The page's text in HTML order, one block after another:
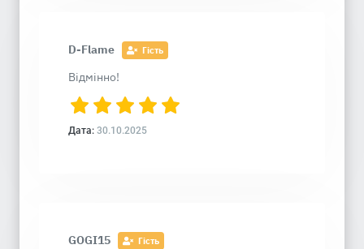
D-Flame Гість
Відмінно!
Дата: 30.10.2025
GOGI15 Гість